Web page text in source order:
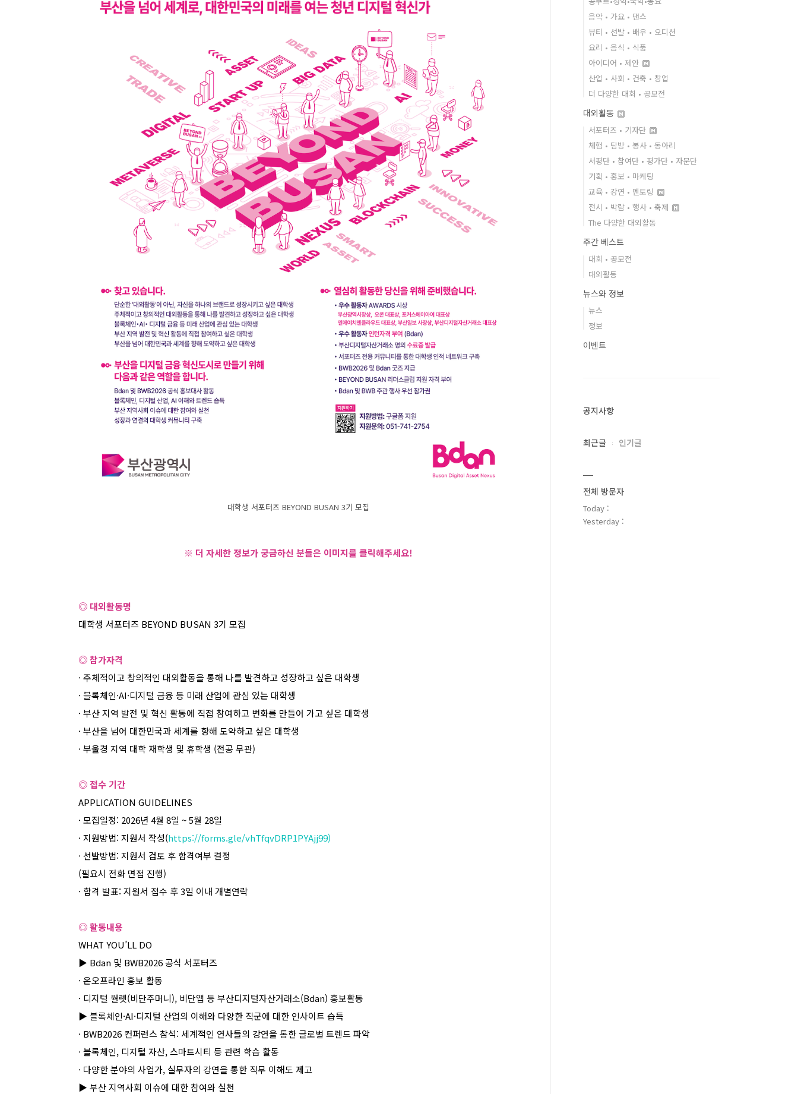
대학생 서포터즈 BEYOND BUSAN 3기 모집
※ 더 자세한 정보가 궁금하신 분들은 이미지를 클릭해주세요!
◎ 대외활동명
대학생 서포터즈 BEYOND BUSAN 3기 모집
◎ 참가자격
· 주체적이고 창의적인 대외활동을 통해 나를 발견하고 성장하고 싶은 대학생
· 블록체인·AI·디지털 금융 등 미래 산업에 관심 있는 대학생
· 부산 지역 발전 및 혁신 활동에 직접 참여하고 변화를 만들어 가고 싶은 대학생
· 부산을 넘어 대한민국과 세계를 향해 도약하고 싶은 대학생
· 부울경 지역 대학 재학생 및 휴학생 (전공 무관)
◎ 접수 기간
APPLICATION GUIDELINES
· 모집일정: 2026년 4월 8일 ~ 5월 28일
· 지원방법: 지원서 작성(https://forms.gle/vhTfqvDRP1PYAjj99)
· 선발방법: 지원서 검토 후 합격여부 결정
(필요시 전화 면접 진행)
· 합격 발표: 지원서 접수 후3일 이내 개별연락
◎ 활동내용
WHAT YOU’LL DO
▶ Bdan 및 BWB2026공식 서포터즈
· 온오프라인 홍보 활동
· 디지털 월렛(비단주머니), 비단앱 등 부산디지털자산거래소(Bdan) 홍보활동
▶ 블록체인·AI·디지털 산업의 이해와 다양한 직군에 대한 인사이트 습득
· BWB2026 컨퍼런스 참석: 세계적인 연사들의 강연을 통한 글로벌 트렌드 파악
· 블록체인, 디지털 자산,스마트시티 등 관련 학습 활동
· 다양한 분야의 사업가, 실무자의 강연을 통한 직무 이해도 제고
▶ 부산 지역사회 이슈에 대한 참여와 실천
음악 • 가요 • 댄스
뷰티 • 선발 • 배우 • 오디션
요리 • 음식 • 식품
아이디어 • 제안
산업 • 사회 • 건축 • 창업
더 다양한 대회 • 공모전
대외활동
서포터즈 • 기자단
체험 • 탐방 • 봉사 • 동아리
서평단 • 참여단 • 평가단 • 자문단
기획 • 홍보 • 마케팅
교육 • 강연 • 멘토링
전시 • 박람 • 행사 • 축제
The 다양한 대외활동
주간 베스트
대회 • 공모전
대외활동
뉴스와 정보
뉴스
정보
이벤트
공지사항
최근글 인기글
전체 방문자
Today :
Yesterday :